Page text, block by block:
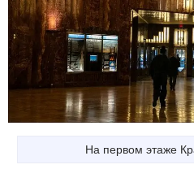
На первом этаже